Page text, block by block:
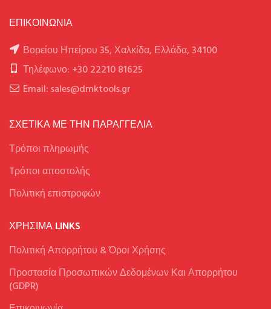
ΕΠΙΚΟΙΝΩΝΙΑ
Βορείου Ηπείρου 35, Χαλκίδα, Ελλάδα, 34100
Τηλέφωνο: +30 22210 81625
Email: sales@dmktools.gr
ΣΧΕΤΙΚΑ ΜΕ ΤΗΝ ΠΑΡΑΓΓΕΛΙΑ
Τρόποι πληρωμής
Tρόποι αποστολής
Πολιτική επιστροφών
ΧΡΉΣΙΜΑ LINKS
Πολιτική Απορρήτου & Όροι Χρήσης
Προστασία Προσωπικών Δεδομένων Και Απορρήτου
(GDPR)